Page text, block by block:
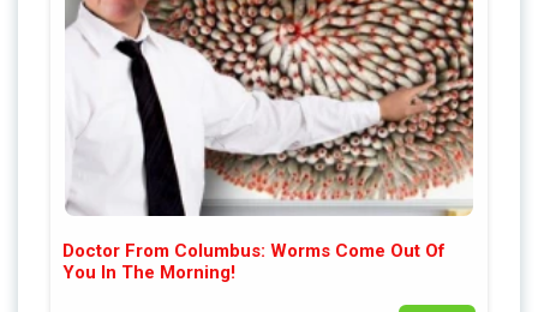
Doctor From Columbus: Worms Come Out Of
You In The Morning!